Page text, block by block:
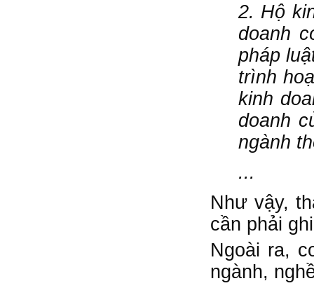
2. Hộ
doanh
pháp
trình
kinh
doanh
ngành
...
Như vậy,
cần phải
Ngoài ra,
ngành,